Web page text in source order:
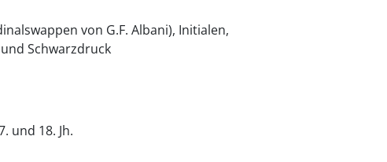
von G.F. Albani), Initialen,
Schwarzdruck
und 18. Jh.